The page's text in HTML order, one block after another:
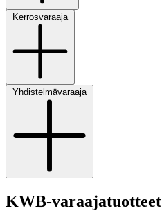
Kerrosvaraaja
Yhdistelmävaraaja
KWB-varaajatuotteet